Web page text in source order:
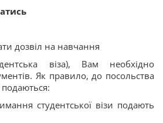
дозвіл на навчання
віза), Вам необхідно
Як правило, до посольства
студентської візи подають